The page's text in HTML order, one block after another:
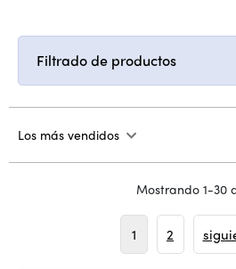
Filtrado de productos
Los más vendidos
Mostrando 1-30
1 2